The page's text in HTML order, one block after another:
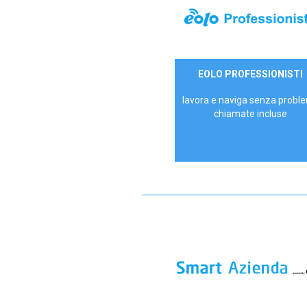
35,00 €/mese
EOLO PROFESSIONISTI
lavora e naviga senza
chiamate incluse